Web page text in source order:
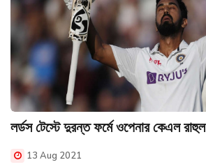
লর্ডস টেস্টে দুরন্ত ফর্মে ওপেনার কেএল রাহুল
13 Aug 2021